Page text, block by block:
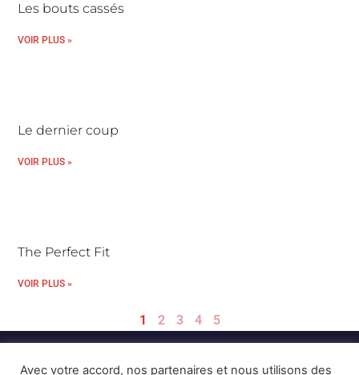
Les bouts cassés
VOIR PLUS »
Le dernier coup
VOIR PLUS »
The Perfect Fit
VOIR PLUS »
1 2 3 4 5
Avec votre accord, nos partenaires et nous utilisons des